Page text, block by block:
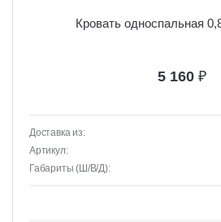
Кровать односпальная
5 160 ₽
Доставка из:
Артикул:
Габариты (Ш/В/Д):